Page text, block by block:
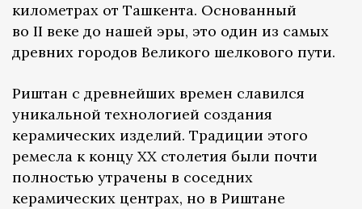
километрах от Ташкента. Основанный
во II веке до нашей эры, это один из самых
древних городов Великого шелкового пути.
Риштан с древнейших времен славился
уникальной технологией создания
керамических изделий. Традиции этого
ремесла к концу ХХ столетия были почти
полностью утрачены в соседних
керамических центрах, но в Риштане